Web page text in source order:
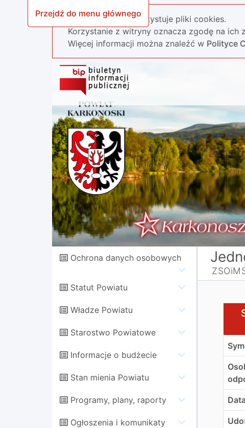
Przejdź do menu głównego
Nasza strona wykorzystuje pliki cookies.
Korzystanie z witryny oznacza zgodę na ich
Więcej informacji można znaleźć w Polityce
Ochrona danych osobowych
Statut Powiatu
Władze Powiatu
Starostwo Powiatowe
Informacje o budżecie
Stan mienia Powiatu
Programy, plany, raporty
Ogłoszenia i komunikaty